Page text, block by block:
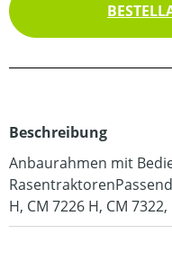
Beschreibung
Anbaurahmen mit
H, CM 7226 H, CM